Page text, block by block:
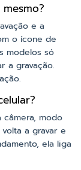
e a
o ícone de
modelos só
a gravação.
modo
a gravar e
ela liga